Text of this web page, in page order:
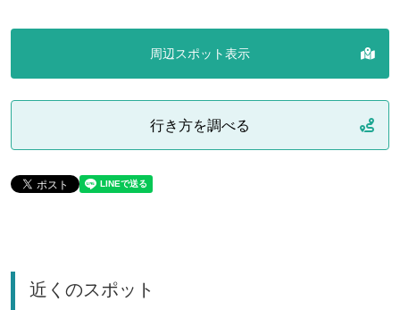
周辺スポット表示
行き方を調べる
近くのスポット